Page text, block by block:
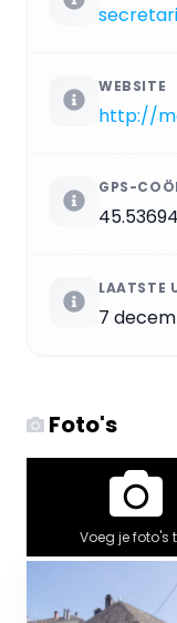
WEBSITE
http://
GPS-
LAATSTE
7
Foto's
Voeg je foto's